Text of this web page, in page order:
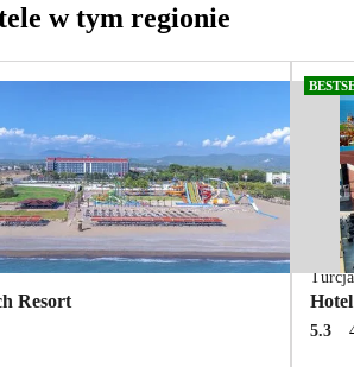
w tym regionie
Resort
Turcja
5.3